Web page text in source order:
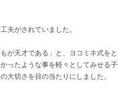
夫がされていました。
が天才である」と、ヨコミネ式を
ったような事を軽々としてみせる
大切さを目の当たりにしました。